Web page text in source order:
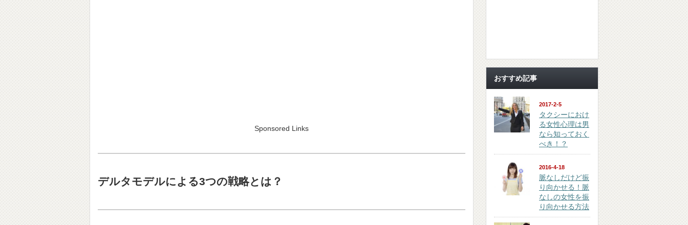
Sponsored Links
デルタモデルによる3つの戦略とは？
おすすめ記事
2017-2-5
タクシーにおけ
る女性心理は男
なら知っておく
べき！？
2016-4-18
脈なしだけど振
り向かせる！脈
なしの女性を振
り向かせる方法